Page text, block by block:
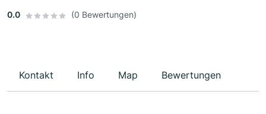
0.0 (0 Bewertungen)
Kontakt Info Map Bewertungen